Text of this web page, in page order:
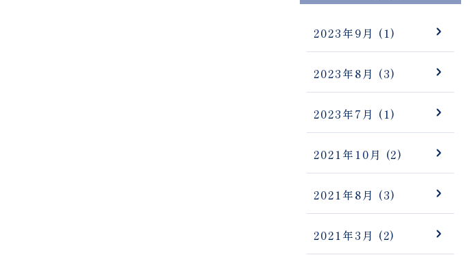
2023年9月 (1)
2023年8月 (3)
2023年7月 (1)
2021年10月 (2)
2021年8月 (3)
2021年3月 (2)